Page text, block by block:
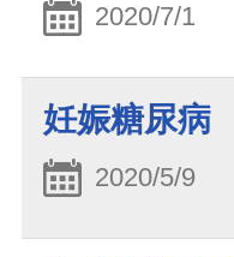
2020/7/1
妊娠糖尿病
2020/5/9